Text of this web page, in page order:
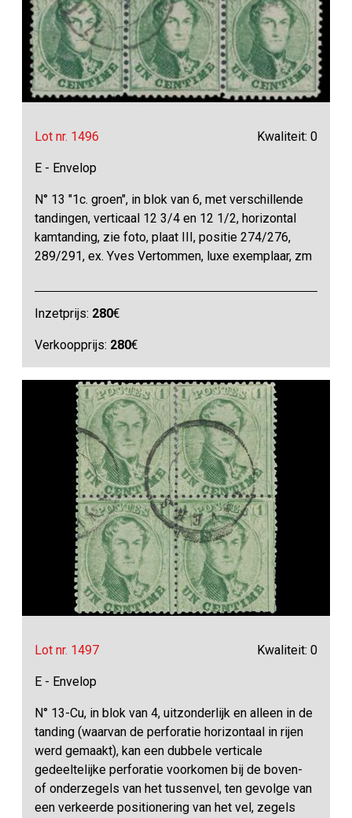
Lot nr. 1496 Kwaliteit: 0
E - Envelop
N° 13 "1c. groen", in blok van 6, met verschillende
tandingen, verticaal 12 3/4 en 12 1/2, horizontal
kamtanding, zie foto, plaat III, positie 274/276,
289/291, ex. Yves Vertommen, luxe exemplaar, zm
Inzetprijs: 280€
Verkoopprijs: 280€
Lot nr. 1497 Kwaliteit: 0
E - Envelop
N° 13-Cu, in blok van 4, uitzonderlijk en alleen in de
tanding (waarvan de perforatie horizontaal in rijen
werd gemaakt), kan een dubbele verticale
gedeeltelijke perforatie voorkomen bij de boven-
of onderzegels van het tussenvel, ten gevolge van
een verkeerde positionering van het vel, zegels